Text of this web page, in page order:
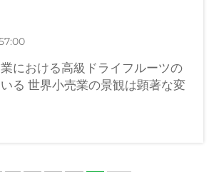
における高級ドライフルーツの
る 世界小売業の景観は顕著な変
,甘いドライフルーツは国際市場
品提供を維持する上で重要な役
す.